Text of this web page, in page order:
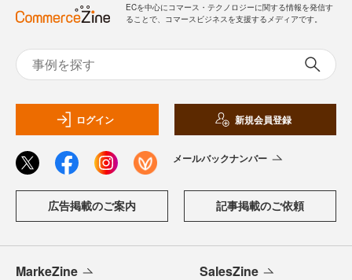
ECを中心にコマース・テクノロジーに関する情報を発信す
ることで、コマースビジネスを支援するメディアです。
ログイン 新規会員登録
メールバックナンバー
広告掲載のご案内 記事掲載のご依頼
MarkeZine SalesZine